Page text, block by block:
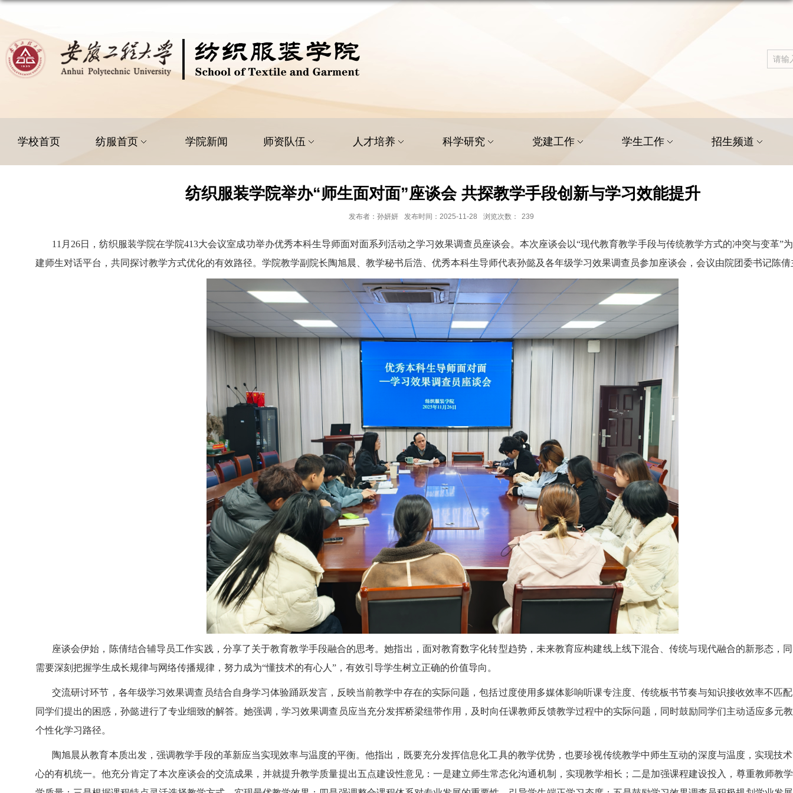
学校首页 纺服首页 学院新闻 师资队伍 人才培养 科学研究 党建工作 学生工作 招生频道
纺织服装学院举办“师生面对面”座谈会 共探教学手段创新与学习效能提升
发布者：孙妍妍 发布时间：2025-11-28 浏览次数： 239
11 月 26日，纺织服装学院在学院413大会议室成功举办优秀本科生导师面对面系列活动之学习效果调查员座谈会。本次座谈会以“现代教育教学手段与传统教学方式的冲突与变革”
建师生对话平台，共同探讨教学方式优化的有效路径。学院教学副院长陶旭晨、教学秘书后浩、优秀本科生导师代表孙懿及各年级学习效果调查员参加座谈会，会议由院团委书记陈
座谈会伊始，陈倩结合辅导员工作实践，分享了关于教育教学手段融合的思考。她指出，面对教育数字化转型趋势，未来教育应构建线上线下混合、传统与现代融合的新形态，
需要深刻把握学生成长规律与网络传播规律，努力成为“懂技术的有心人 ” ，有效引导学生树立正确的价值导向。
交流研讨环节，各年级学习效果调查员结合自身学习体验踊跃发言，反映当前教学中存在的实际问题，包括过度使用多媒体影响听课专注度、传统板书节奏与知识接收效率不匹
同学们提出的困惑，孙懿进行了专业细致的解答。她强调，学习效果调查员应当充分发挥桥梁纽带作用，及时向任课教师反馈教学过程中的实际问题，同时鼓励同学们主动适应多元
个性化学习路径。
陶旭晨从教育本质出发，强调教学手段的革新应当实现效率与温度的平衡。他指出，既要充分发挥信息化工具的教学优势，也要珍视传统教学中师生互动的深度与温度，实现技
心的有机统一。他充分肯定了本次座谈会的交流成果，并就提升教学质量提出五点建设性意见：一是建立师生常态化沟通机制，实现教学相长；二是加强课程建设投入，尊重教师教